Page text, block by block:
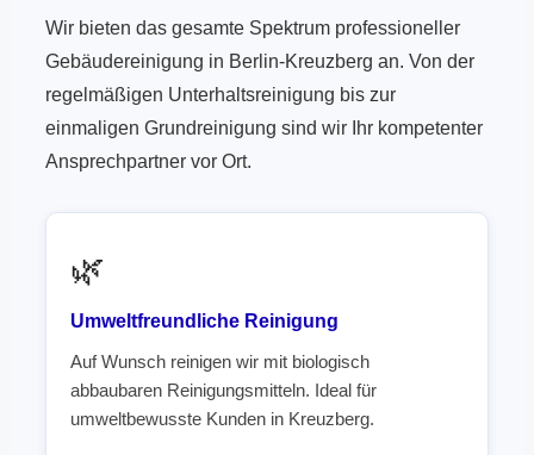
Wir bieten das gesamte Spektrum professioneller
Gebäudereinigung in Berlin-Kreuzberg an. Von der
regelmäßigen Unterhaltsreinigung bis zur
einmaligen Grundreinigung sind wir Ihr kompetenter
Ansprechpartner vor Ort.
🌿
Umweltfreundliche Reinigung
Auf Wunsch reinigen wir mit biologisch
abbaubaren Reinigungsmitteln. Ideal für
umweltbewusste Kunden in Kreuzberg.